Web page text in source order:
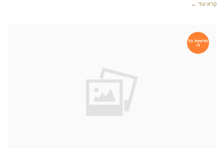
קרא עוד ←
חדשות כל
לי